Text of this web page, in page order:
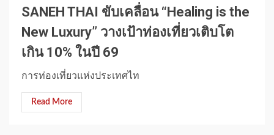
SANEH THAI ขับเคลื่อน “Healing is the
New Luxury” วางเป้าท่องเที่ยวเติบโต
เกิน 10% ในปี 69
การท่องเที่ยวแห่งประเทศไท
Read More